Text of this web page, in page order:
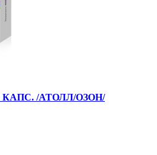
КАПС. /АТОЛЛ/ОЗОН/